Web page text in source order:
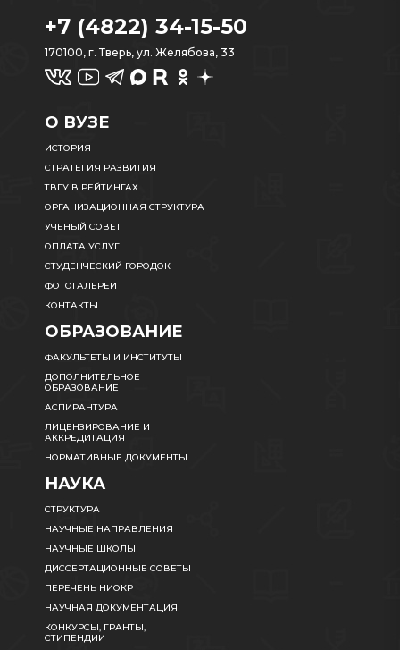
+7 (4822) 34-15-50
170100, г. Тверь, ул. Желябова, 33
О ВУЗЕ
ИСТОРИЯ
СТРАТЕГИЯ РАЗВИТИЯ
ТВГУ В РЕЙТИНГАХ
ОРГАНИЗАЦИОННАЯ СТРУКТУРА
УЧЕНЫЙ СОВЕТ
ОПЛАТА УСЛУГ
СТУДЕНЧЕСКИЙ ГОРОДОК
ФОТОГАЛЕРЕИ
КОНТАКТЫ
ОБРАЗОВАНИЕ
ФАКУЛЬТЕТЫ И ИНСТИТУТЫ
ДОПОЛНИТЕЛЬНОЕ
ОБРАЗОВАНИЕ
АСПИРАНТУРА
ЛИЦЕНЗИРОВАНИЕ И
АККРЕДИТАЦИЯ
НОРМАТИВНЫЕ ДОКУМЕНТЫ
НАУКА
СТРУКТУРА
НАУЧНЫЕ НАПРАВЛЕНИЯ
НАУЧНЫЕ ШКОЛЫ
ДИССЕРТАЦИОННЫЕ СОВЕТЫ
ПЕРЕЧЕНЬ НИОКР
НАУЧНАЯ ДОКУМЕНТАЦИЯ
КОНКУРСЫ, ГРАНТЫ,
СТИПЕНДИИ